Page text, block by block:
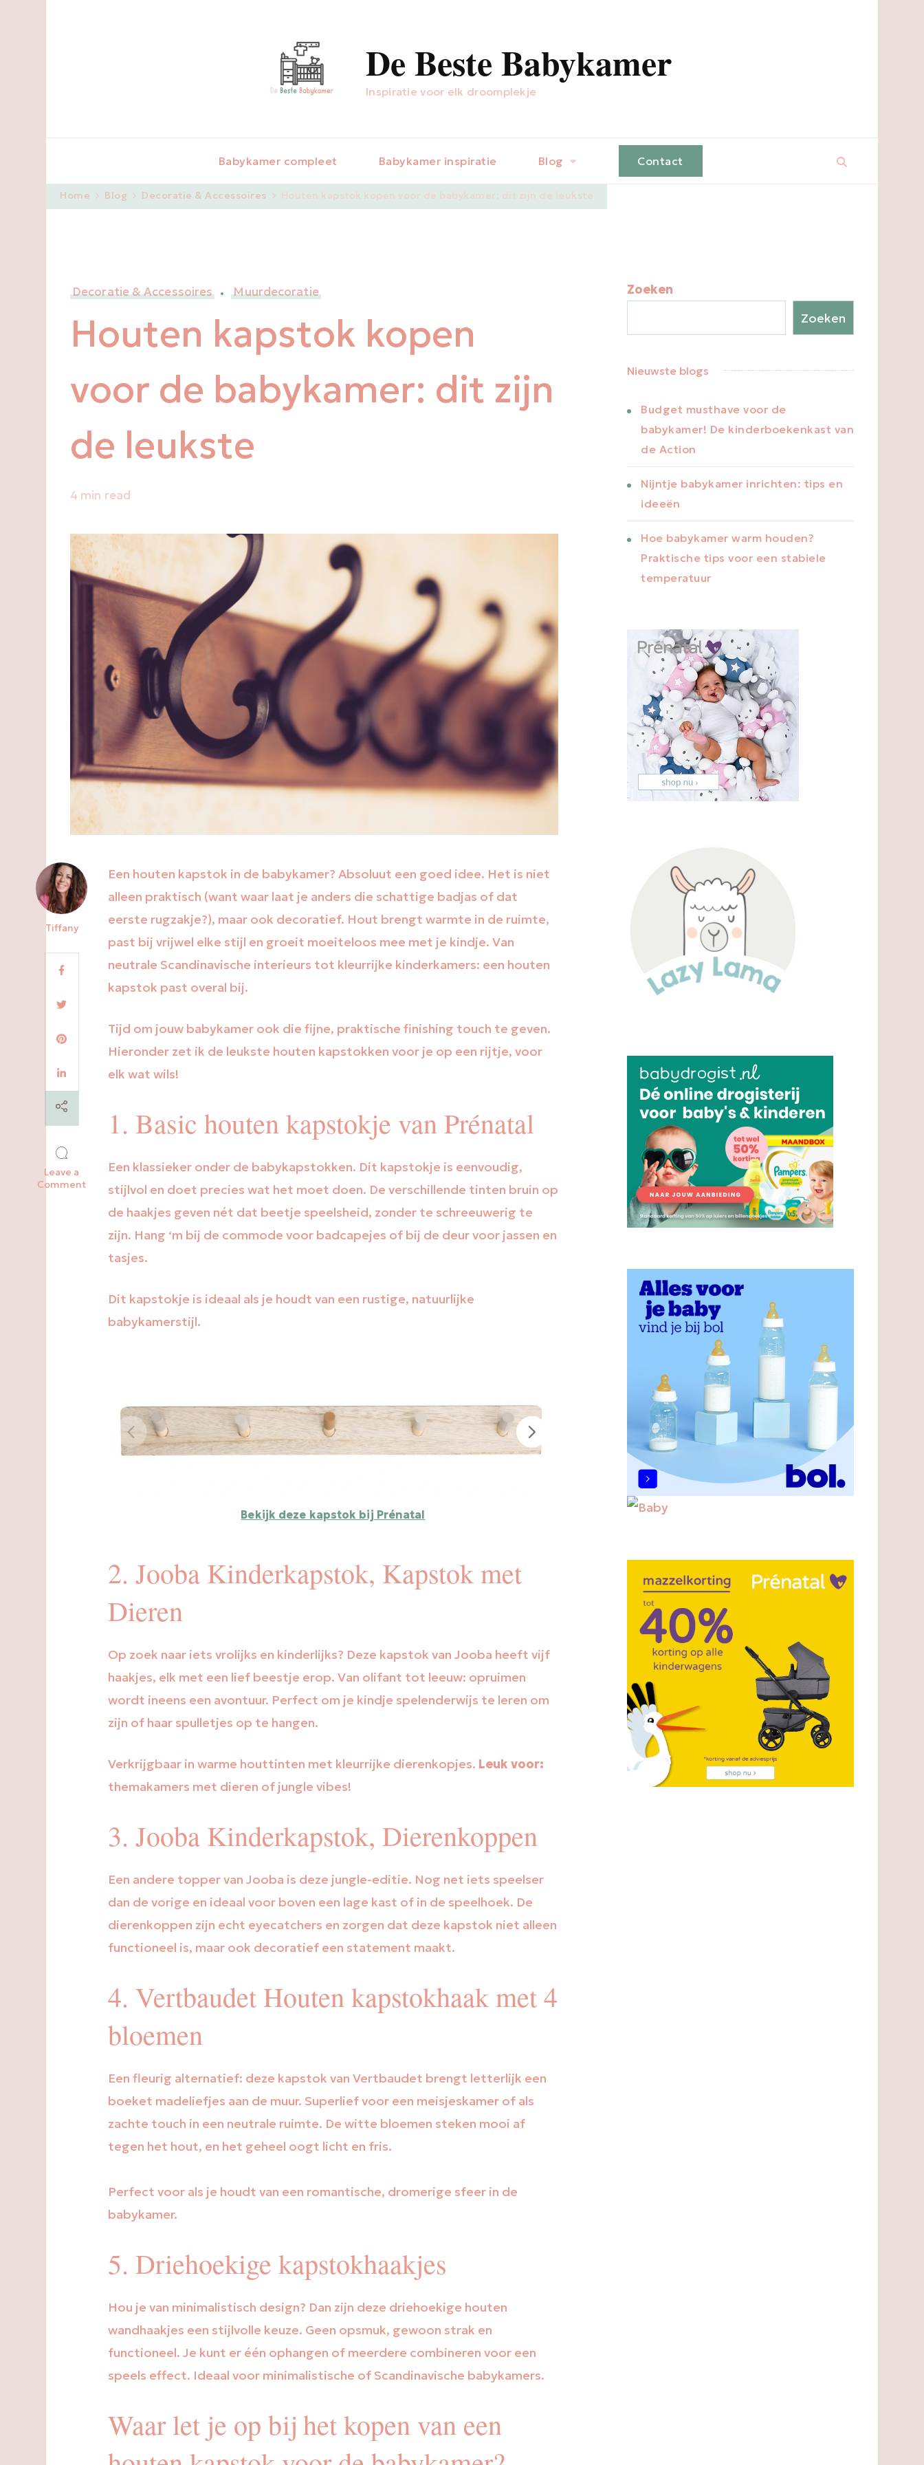
De Beste Babykamer
Inspiratie voor elk droomplekje
Babykamer compleet Babykamer inspiratie Blog Contact
Home Blog Decoratie & Accessoires Houten kapstok kopen voor de babykamer: dit zijn de leukste
Decoratie & Accessoires Muurdecoratie
Houten kapstok kopen
voor de babykamer: dit zijn
de leukste
4 min read
Tiffany
Leave a
Commenton
Houten
kapstok
kopen
babykamer:
leukste
Een houten kapstok in de babykamer? Absoluut een goed idee. Het is niet
alleen praktisch (want waar laat je anders die schattige badjas of dat
eerste rugzakje?), maar ook decoratief. Hout brengt warmte in de ruimte,
past bij vrijwel elke stijl en groeit moeiteloos mee met je kindje. Van
neutrale Scandinavische interieurs tot kleurrijke kinderkamers: een houten
kapstok past overal bij.
Tijd om jouw babykamer ook die fijne, praktische finishing touch te geven.
Hieronder zet ik de leukste houten kapstokken voor je op een rijtje, voor
elk wat wils!
1. Basic houten kapstokje van Prénatal
Een klassieker onder de babykapstokken. Dit kapstokje is eenvoudig,
stijlvol en doet precies wat het moet doen. De verschillende tinten bruin op
de haakjes geven nét dat beetje speelsheid, zonder te schreeuwerig te
zijn. Hang ‘m bij de commode voor badcapejes of bij de deur voor jassen en
tasjes.
Dit kapstokje is ideaal als je houdt van een rustige, natuurlijke
babykamerstijl.
Bekijk deze kapstok bij Prénatal
2. Jooba Kinderkapstok, Kapstok met
Dieren
Op zoek naar iets vrolijks en kinderlijks? Deze kapstok van Jooba heeft vijf
haakjes, elk met een lief beestje erop. Van olifant tot leeuw: opruimen
wordt ineens een avontuur. Perfect om je kindje spelenderwijs te leren om
zijn of haar spulletjes op te hangen.
Verkrijgbaar in warme houttinten met kleurrijke dierenkopjes. Leuk voor:
themakamers met dieren of jungle vibes!
3. Jooba Kinderkapstok, Dierenkoppen
Een andere topper van Jooba is deze jungle-editie. Nog net iets speelser
dan de vorige en ideaal voor boven een lage kast of in de speelhoek. De
dierenkoppen zijn echt eyecatchers en zorgen dat deze kapstok niet alleen
functioneel is, maar ook decoratief een statement maakt.
4. Vertbaudet Houten kapstokhaak met 4
bloemen
Een fleurig alternatief: deze kapstok van Vertbaudet brengt letterlijk een
boeket madeliefjes aan de muur. Superlief voor een meisjeskamer of als
zachte touch in een neutrale ruimte. De witte bloemen steken mooi af
tegen het hout, en het geheel oogt licht en fris.
Perfect voor als je houdt van een romantische, dromerige sfeer in de
babykamer.
5. Driehoekige kapstokhaakjes
Hou je van minimalistisch design? Dan zijn deze driehoekige houten
wandhaakjes een stijlvolle keuze. Geen opsmuk, gewoon strak en
functioneel. Je kunt er één ophangen of meerdere combineren voor een
speels effect. Ideaal voor minimalistische of Scandinavische babykamers.
Waar let je op bij het kopen van een
Zoeken
Zoeken
Nieuwste blogs
Budget musthave voor de
babykamer! De kinderboekenkast van
de Action
Nijntje babykamer inrichten: tips en
ideeën
Hoe babykamer warm houden?
Praktische tips voor een stabiele
temperatuur